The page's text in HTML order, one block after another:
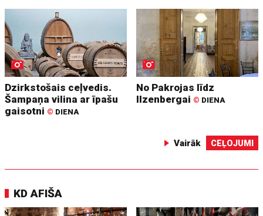
Dzirkstošais ceļvedis.
Šampaņa vilina ar īpašu
gaisotni © DIENA
No Pakrojas līdz
Ilzenbergai © DIENA
Vairāk CEĻOJUMI
KD AFIŠA